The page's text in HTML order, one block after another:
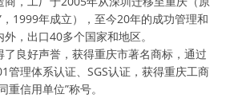
1999年成立），至今20年的成功管理和
，出口40多个国家和地区。
良好声誉，获得重庆市著名商标，通过
管理体系认证、SGS认证，获得重庆工商
信用单位”称号。